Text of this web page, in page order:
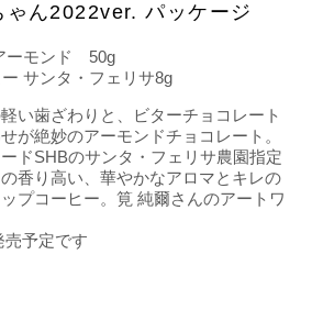
ゃん2022ver. パッケージ
ーモンド 50g
サンタ・フェリサ8g
い歯ざわりと、ビターチョコレート
が絶妙のアーモンドチョコレート。
ドSHBのサンタ・フェリサ農園指定
香り高い、華やかなアロマとキレの
プコーヒー。筧 純爾さんのアートワ
予定です